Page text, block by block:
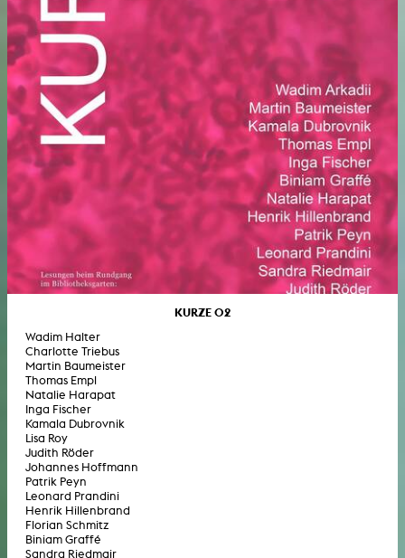
KURZE 02
Wadim Halter
Charlotte Triebus
Martin Baumeister
Thomas Empl
Natalie Harapat
Inga Fischer
Kamala Dubrovnik
Lisa Roy
Judith Röder
Johannes Hoffmann
Patrik Peyn
Leonard Prandini
Henrik Hillenbrand
Florian Schmitz
Biniam Graffé
Sandra Riedmair